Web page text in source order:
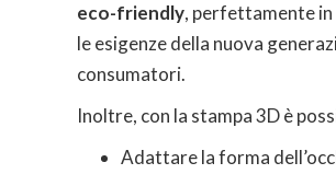
eco-friendly, perfettamente in
le esigenze della nuova
consumatori.
Inoltre, con la stampa 3D è
Adattare la forma